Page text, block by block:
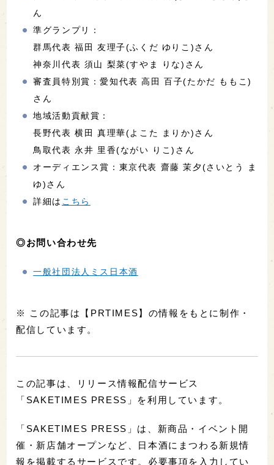
ん
準グランプリ：
群馬代表 福田 友理子(ふくだ ゆりこ)さん
神奈川代表 須山 梨菜(すやま りな)さん
審査員特別賞：愛知代表 高田 百子(たかだ ももこ)
さん
地域活動貢献賞：
長野代表 横田 真理華(よこた まりか)さん
鳥取代表 永井 里香(ながい りこ)さん
オーディエンス賞：東京代表 齋藤 茉夕(さいとう ま
ゆ)さん
詳細は こちら
◎お問い合わせ先
⼀般社団法⼈ミス⽇本酒
※ この記事は【PRTIMES】の情報をもとに制作・
配信しています。
この記事は、リリース情報配信サービス
「SAKETIMES PRESS」を利用しています。
「SAKETIMES PRESS」は、新商品・イベント開
催・新店舗オープンなど、日本酒にまつわる新規情
報を掲載するサービスです。必要事項を入力してい